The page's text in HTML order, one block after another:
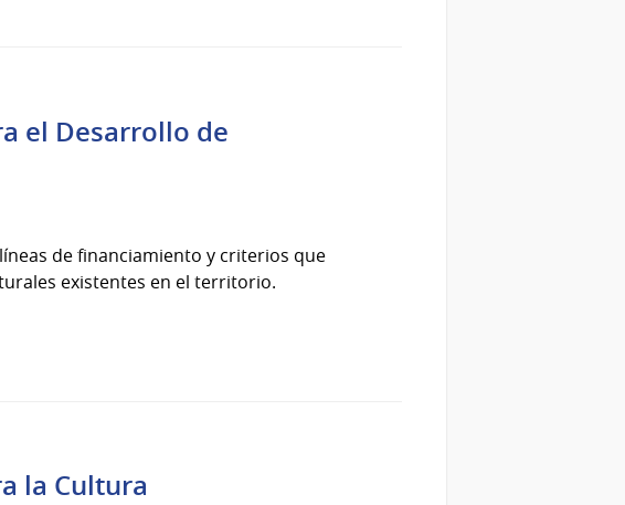
el Desarrollo de
de financiamiento y criterios que
existentes en el territorio.
la Cultura